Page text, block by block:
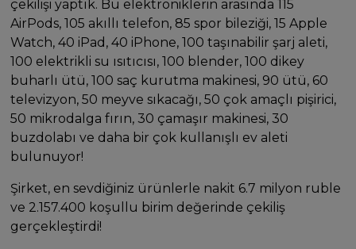
çekilişi yaptık. Bu elektroniklerin arasında 115
AirPods, 105 akıllı telefon, 85 spor bileziği, 15 Apple
Watch, 40 iPad, 40 iPhone, 100 taşınabilir şarj aleti,
100 elektrikli su ısıtıcısı, 100 blender, 100 dikey
buharlı ütü, 100 saç kurutma makinesi, 90 ütü, 60
televizyon, 50 meyve sıkacağı, 50 çok amaçlı pişirici,
50 mikrodalga fırın, 30 çamaşır makinesi, 30
buzdolabı ve daha bir çok kullanışlı ev aleti
bulunuyor!
Şirket, en sevdiğiniz ürünlerle nakit 6.7 milyon ruble
ve 2.157.400 koşullu birim değerinde çekiliş
gerçekleştirdi!